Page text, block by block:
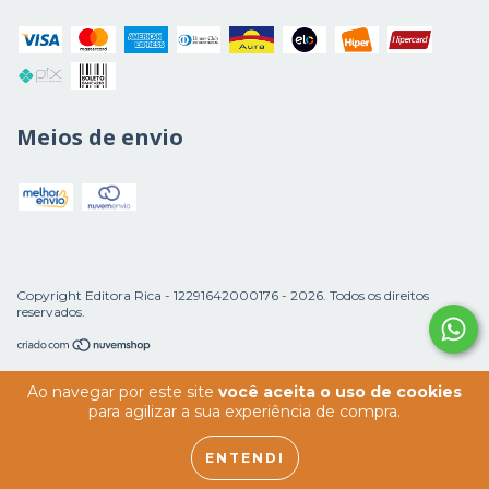
Ao navegar por este site você aceita o uso de cookies
para agilizar a sua experiência de compra.
ENTENDI
Meios de envio
Copyright Editora Rica - 12291642000176 - 2026. Todos os direitos
reservados.